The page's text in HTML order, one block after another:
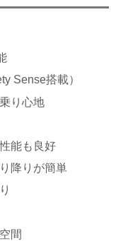
Sense搭載）
り心地
能も良好
降りが簡単
間